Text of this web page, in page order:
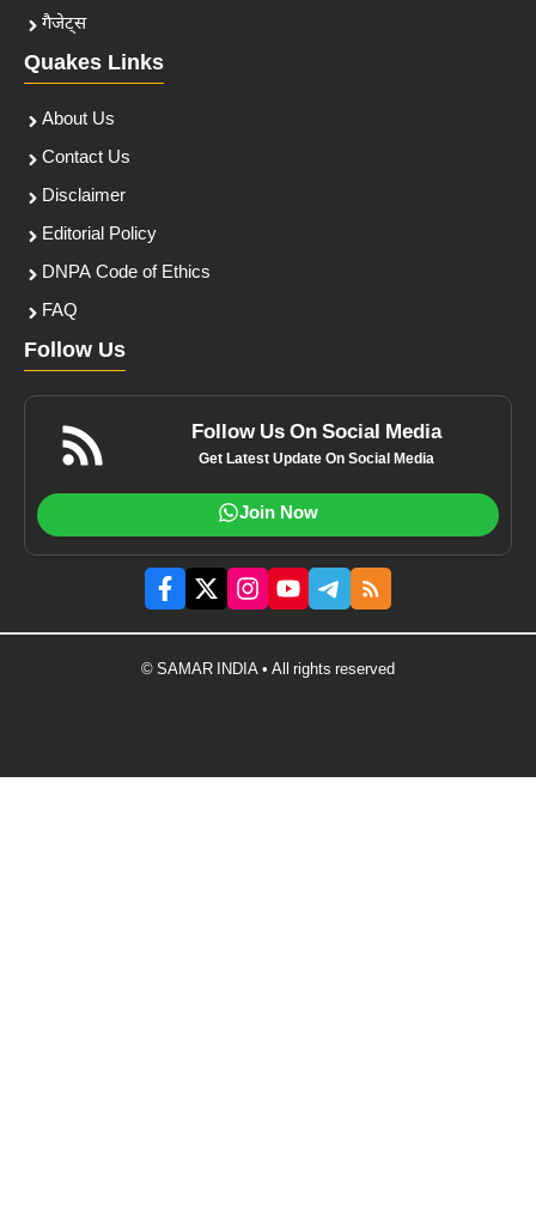
गैजेट्स
Quakes Links
About Us
Contact Us
Disclaimer
Editorial Policy
DNPA Code of Ethics
FAQ
Follow Us
Follow Us On Social Media
Get Latest Update On Social Media
Join Now
© SAMAR INDIA • All rights reserved